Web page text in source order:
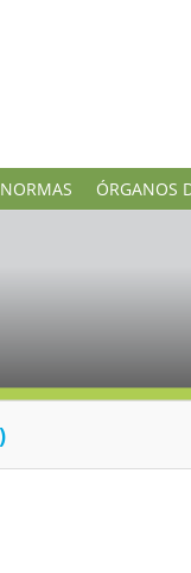
NORMAS ÓRGANOS